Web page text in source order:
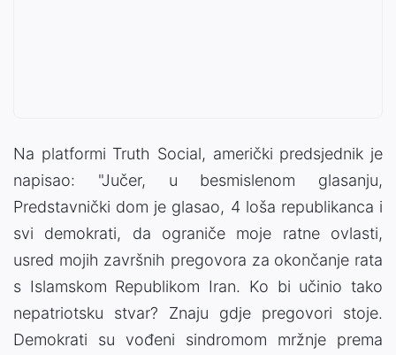
Na platformi Truth Social, američki predsjednik je
napisao: "Jučer, u besmislenom glasanju,
Predstavnički dom je glasao, 4 loša republikanca i
svi demokrati, da ograniče moje ratne ovlasti,
usred mojih završnih pregovora za okončanje rata
s Islamskom Republikom Iran. Ko bi učinio tako
nepatriotsku stvar? Znaju gdje pregovori stoje.
Demokrati su vođeni sindromom mržnje prema